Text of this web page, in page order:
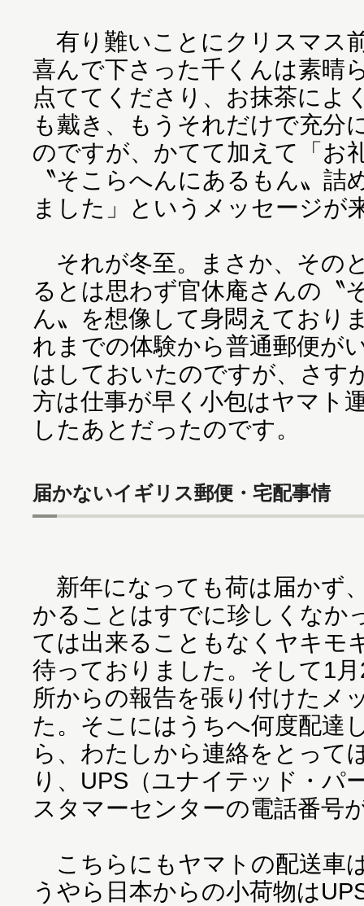
有り難いことにクリスマス
喜んで下さった千くんは素晴
点ててくださり、お抹茶によ
も戴き、もうそれだけで充分
のですが、かてて加えて「お
〝そこらへんにあるもん〟詰
ました」というメッセージが
それが冬至。まさか、その
るとは思わず官休庵さんの〝
ん〟を想像して身悶えており
れまでの体験から普通郵便が
はしておいたのですが、さす
方は仕事が早く小包はヤマト
したあとだったのです。
届かないイギリス郵便・宅配事情
新年になっても荷は届かず
かることはすでに珍しくなか
ては出来ることもなくヤキモ
待っておりました。そして1
所からの報告を張り付けたメ
た。そこにはうちへ何度配達
ら、わたしから連絡をとって
り、UPS（ユナイテッド・パ
スタマーセンターの電話番号
こちらにもヤマトの配送車
うやら日本からの小荷物は